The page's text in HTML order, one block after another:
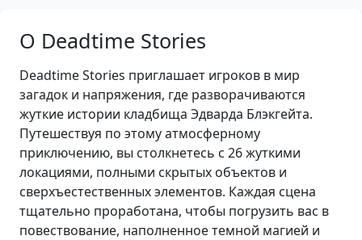
О Deadtime Stories
Deadtime Stories приглашает игроков в мир
загадок и напряжения, где разворачиваются
жуткие истории кладбища Эдварда Блэкгейта.
Путешествуя по этому атмосферному
приключению, вы столкнетесь с 26 жуткими
локациями, полными скрытых объектов и
сверхъестественных элементов. Каждая сцена
тщательно проработана, чтобы погрузить вас в
повествование, наполненное темной магией и